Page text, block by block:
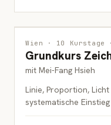
ZEICHNUNG
ERWACHSENE
Wien · 10 Kurstage
Grundkurs
mit Mei-Fang Hsieh
Linie, Proportion,
systematische